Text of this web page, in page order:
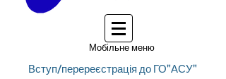
Мобільне меню
Вступ/перереєстрація до ГО"АСУ"